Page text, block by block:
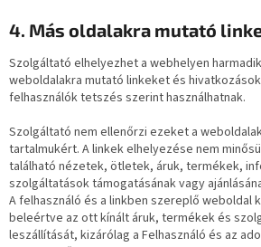
4. Más oldalakra mutató
Szolgáltató elhelyezhet a webhelyen
weboldalakra mutató linkeket és
felhasználók tetszés szerint használhatnak.
Szolgáltató nem ellenőrzi ezeket a
tartalmukért. A linkek elhelyezése nem
található nézetek, ötletek, áruk, termékek,
szolgáltatások támogatásának vagy
A felhasználó és a linkben szereplő weboldal
beleértve az ott kínált áruk, termékek és
leszállítását, kizárólag a Felhasználó és az